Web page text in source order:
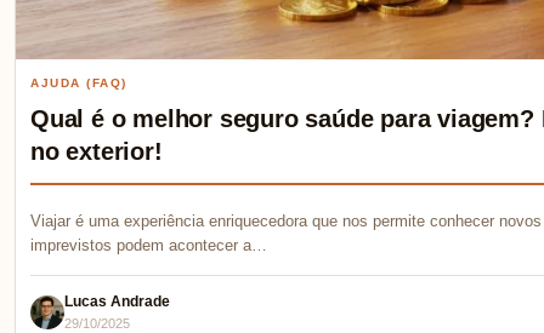
AJUDA (FAQ)
Qual é o melhor seguro saúde para
no exterior!
Viajar é uma experiência enriquecedora que nos permite conhecer
imprevistos podem acontecer a…
Lucas Andrade
29/10/2025